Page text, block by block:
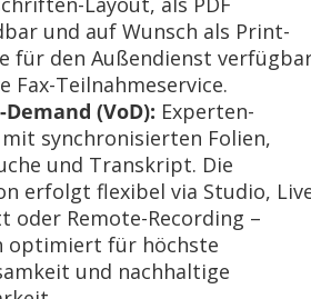
und auf Wunsch als Print-
für den Außendienst
Fax-Teilnahmeservice.
(VoD): Experten-
synchronisierten Folien,
und Transkript. Die
erfolgt flexibel via Studio,
oder Remote-Recording –
optimiert für höchste
und nachhaltige